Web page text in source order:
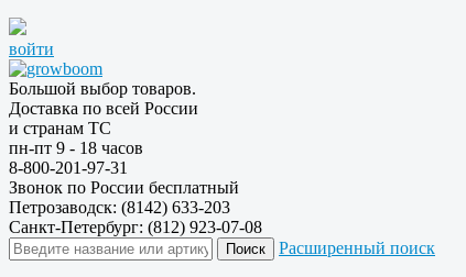
войти
Большой выбор товаров.
Доставка по всей России
и странам ТС
пн-пт 9 - 18 часов
8-800-201-97-31
Звонок по России бесплатный
Петрозаводск: (8142) 633-203
Санкт-Петербург: (812) 923-07-08
Расширенный поиск